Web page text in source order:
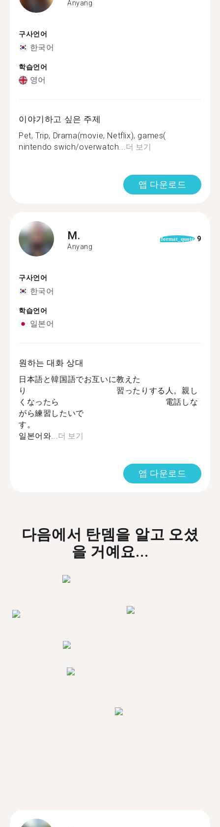
Anyang
구사언어
한국어
학습언어
영어
이야기하고 싶은 주제
Pet, Trip, Drama(movie, Netflix), games(
nintendo swich/overwatch...더 보기
앱 다운로드
M.
Anyang
format_quote 9
구사언어
한국어
학습언어
일본어
원하는 대화 상대
日本語と韓国語でお互いに教えた
り 習ったりする人。親し
くなったら 電話しな
がら練習したいで
す。
일본어와...더 보기
앱 다운로드
다음에서 탄뎀을 알고 오셨
을 거예요...